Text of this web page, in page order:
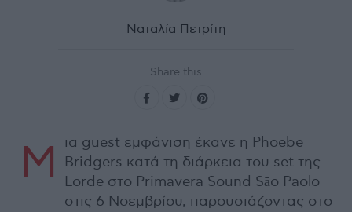
Ναταλία Πετρίτη
Share this
Μ
ια guest εμφάνιση έκανε η Phoebe
Bridgers κατά τη διάρκεια του set της
Lorde στο Primavera Sound Sāo Paolo
στις 6 Νοεμβρίου, παρουσιάζοντας στο